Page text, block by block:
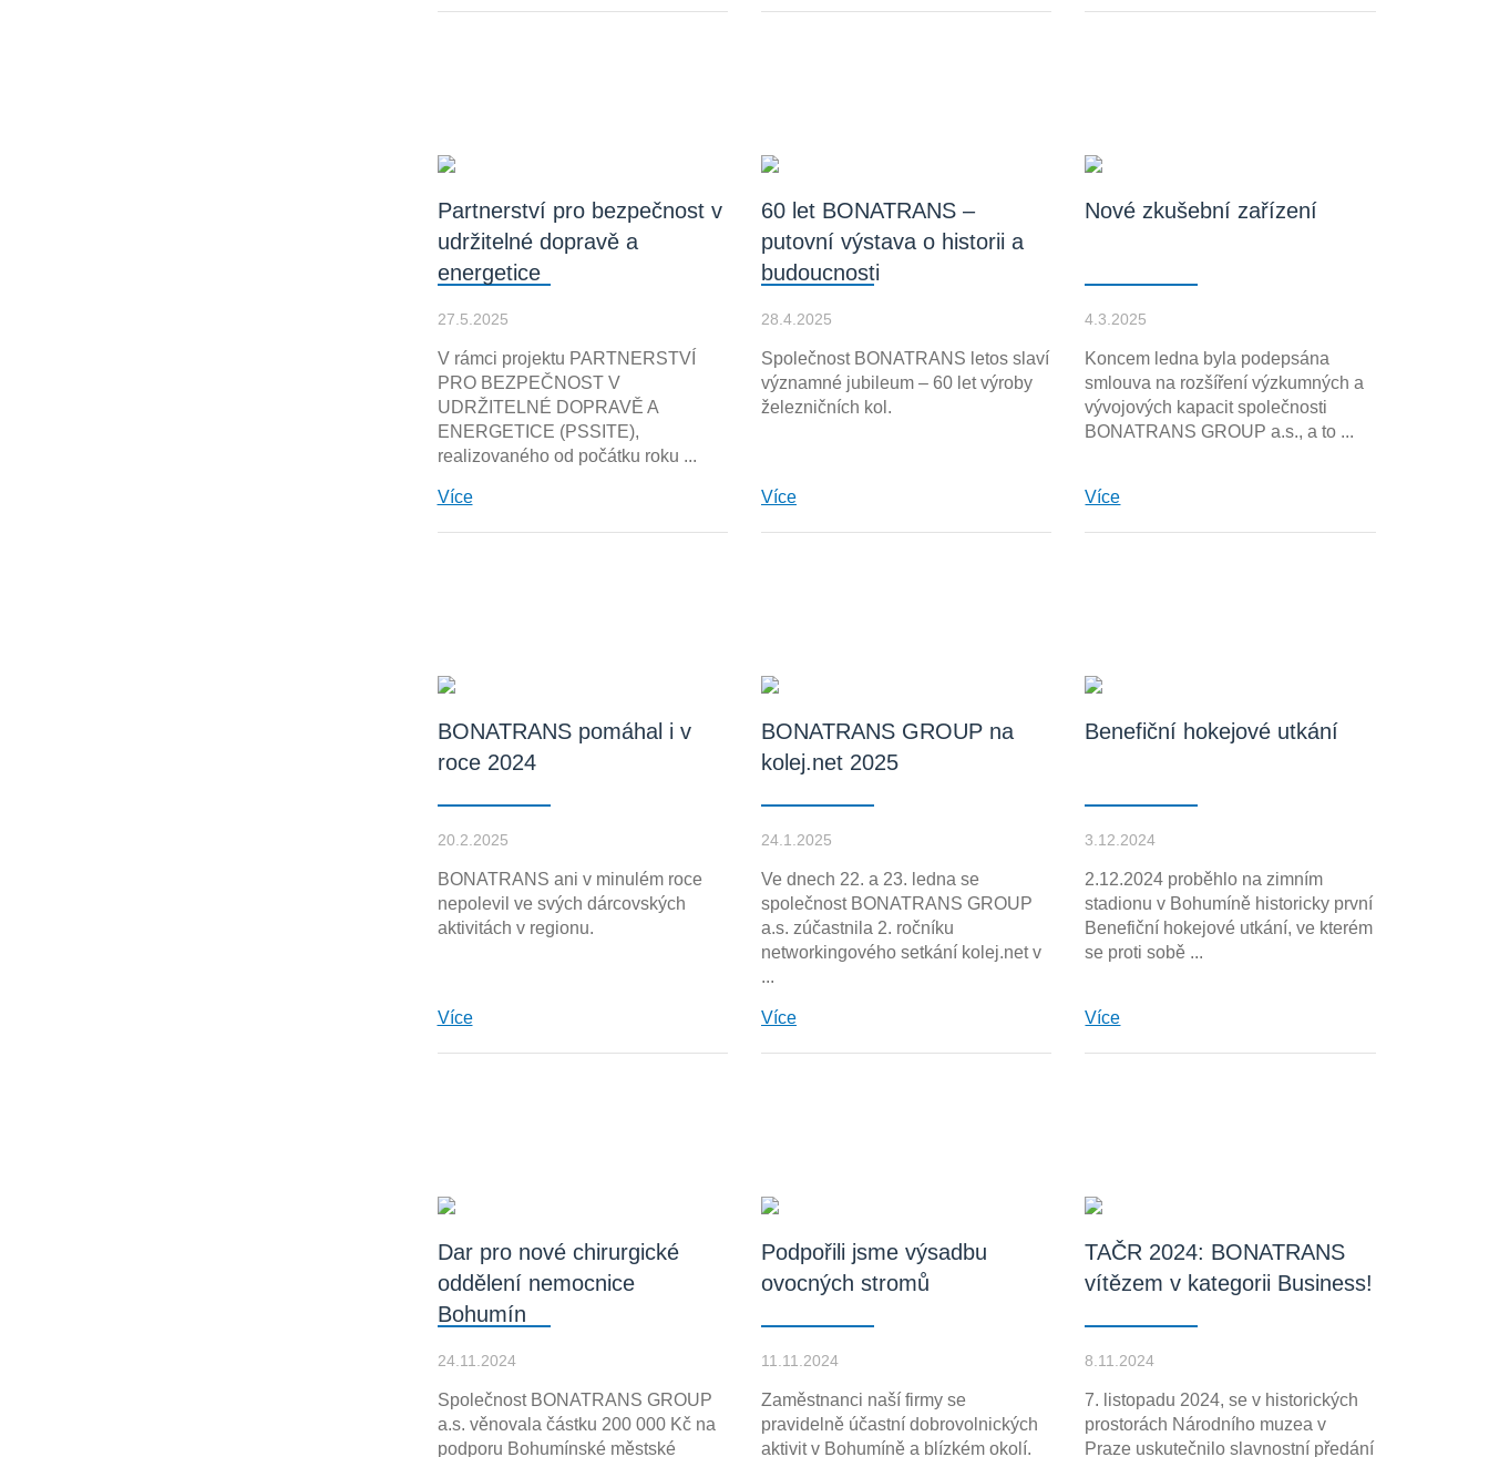
Partnerství pro bezpečnost v
udržitelné dopravě a
energetice
27.5.2025
V rámci projektu PARTNERSTVÍ
PRO BEZPEČNOST V
UDRŽITELNÉ DOPRAVĚ A
ENERGETICE (PSSITE),
realizovaného od počátku roku ...
Více
60 let BONATRANS –
putovní výstava o historii a
budoucnosti
28.4.2025
Společnost BONATRANS letos slaví
významné jubileum – 60 let výroby
železničních kol.
Více
Nové zkušební zařízení
4.3.2025
Koncem ledna byla podepsána
smlouva na rozšíření výzkumných a
vývojových kapacit společnosti
BONATRANS GROUP a.s., a to ...
Více
BONATRANS pomáhal i v
roce 2024
20.2.2025
BONATRANS ani v minulém roce
nepolevil ve svých dárcovských
aktivitách v regionu.
Více
BONATRANS GROUP na
kolej.net 2025
24.1.2025
Ve dnech 22. a 23. ledna se
společnost BONATRANS GROUP
a.s. zúčastnila 2. ročníku
networkingového setkání kolej.net v
...
Více
Benefiční hokejové utkání
3.12.2024
2.12.2024 proběhlo na zimním
stadionu v Bohumíně historicky první
Benefiční hokejové utkání, ve kterém
se proti sobě ...
Více
Dar pro nové chirurgické
oddělení nemocnice
Bohumín
24.11.2024
Společnost BONATRANS GROUP
a.s. věnovala částku 200 000 Kč na
podporu Bohumínské městské
Podpořili jsme výsadbu
ovocných stromů
11.11.2024
Zaměstnanci naší firmy se
pravidelně účastní dobrovolnických
aktivit v Bohumíně a blízkém okolí.
TAČR 2024: BONATRANS
vítězem v kategorii Business!
8.11.2024
7. listopadu 2024, se v historických
prostorách Národního muzea v
Praze uskutečnilo slavnostní předání